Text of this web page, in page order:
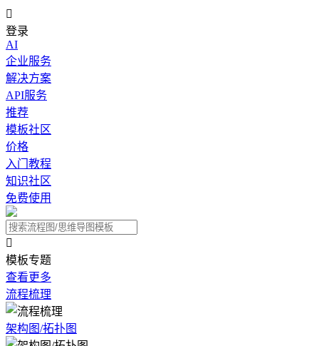

登录
AI
企业服务
解决方案
API服务
推荐
模板社区
价格
入门教程
知识社区
免费使用

模板专题
查看更多
流程梳理
架构图/拓扑图